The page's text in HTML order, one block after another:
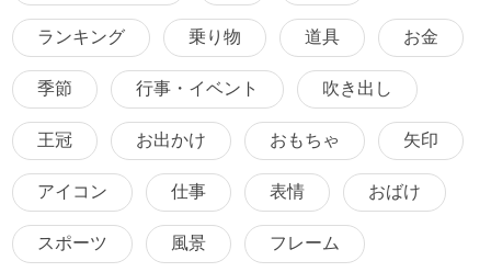
ランキング 乗り物 道具 お金
季節 行事・イベント 吹き出し
王冠 お出かけ おもちゃ 矢印
アイコン 仕事 表情 おばけ
スポーツ 風景 フレーム